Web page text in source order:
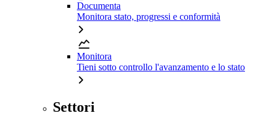
Documenta
Monitora stato, progressi e conformità
Monitora
Tieni sotto controllo l'avanzamento e lo stato
Settori